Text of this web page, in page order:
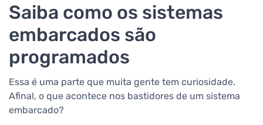
Saiba como os sistemas
embarcados são
programados
Essa é uma parte que muita gente tem curiosidade.
Afinal, o que acontece nos bastidores de um sistema
embarcado?